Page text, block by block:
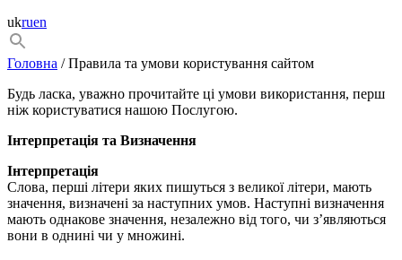
ukruen
Головна / Правила та умови користування сайтом
Будь ласка, уважно прочитайте ці умови використання, перш
ніж користуватися нашою Послугою.
Інтерпретація та Визначення
Інтерпретація
Слова, перші літери яких пишуться з великої літери, мають
значення, визначені за наступних умов. Наступні визначення
мають однакове значення, незалежно від того, чи з’являються
вони в однині чи у множині.